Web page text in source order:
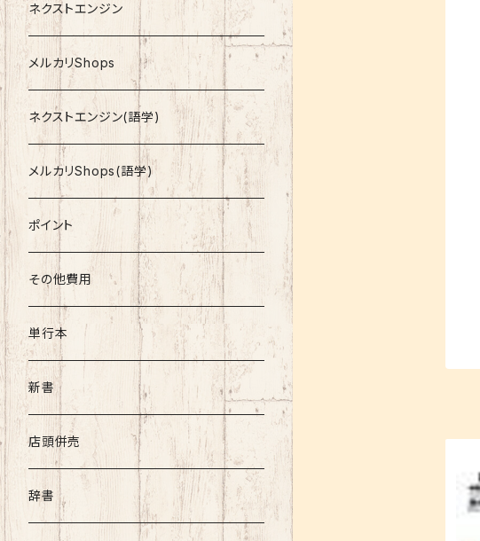
関西大学テキスト
就活
資格
コミック
文庫
その他書籍
書籍以外
ネクストエンジン
メルカリShops
ネクストエンジン(語学)
メルカリShops(語学)
ポイント
その他費用
単行本
新書
店頭併売
辞書